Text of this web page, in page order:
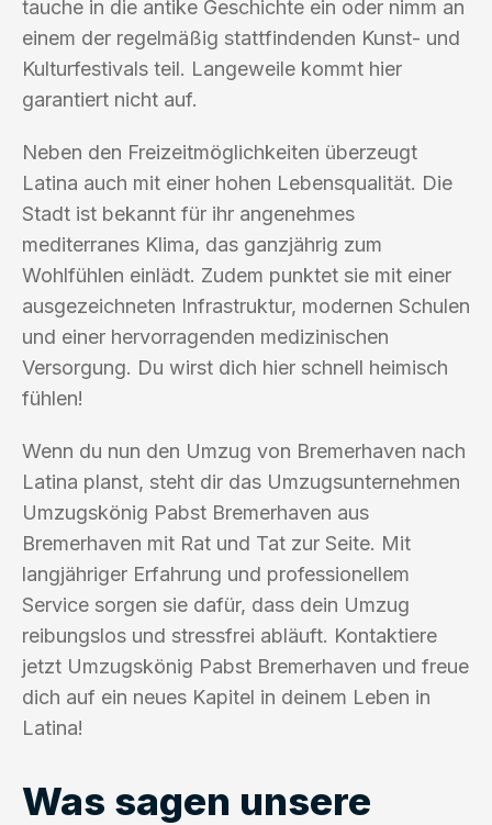
tauche in die antike Geschichte ein oder nimm an
einem der regelmäßig stattfindenden Kunst- und
Kulturfestivals teil. Langeweile kommt hier
garantiert nicht auf.
Neben den Freizeitmöglichkeiten überzeugt
Latina auch mit einer hohen Lebensqualität. Die
Stadt ist bekannt für ihr angenehmes
mediterranes Klima, das ganzjährig zum
Wohlfühlen einlädt. Zudem punktet sie mit einer
ausgezeichneten Infrastruktur, modernen Schulen
und einer hervorragenden medizinischen
Versorgung. Du wirst dich hier schnell heimisch
fühlen!
Wenn du nun den Umzug von Bremerhaven nach
Latina planst, steht dir das Umzugsunternehmen
Umzugskönig Pabst Bremerhaven aus
Bremerhaven mit Rat und Tat zur Seite. Mit
langjähriger Erfahrung und professionellem
Service sorgen sie dafür, dass dein Umzug
reibungslos und stressfrei abläuft. Kontaktiere
jetzt Umzugskönig Pabst Bremerhaven und freue
dich auf ein neues Kapitel in deinem Leben in
Latina!
Was sagen unsere